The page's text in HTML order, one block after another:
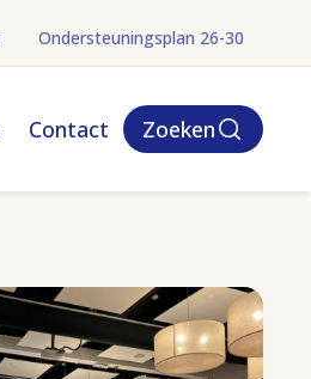
Ondersteuningsplan 26-30
(opent in nieuw
Contact Zoeken